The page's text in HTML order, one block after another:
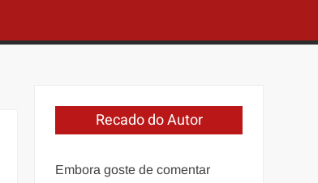
Recado do Autor
Embora goste de comentar